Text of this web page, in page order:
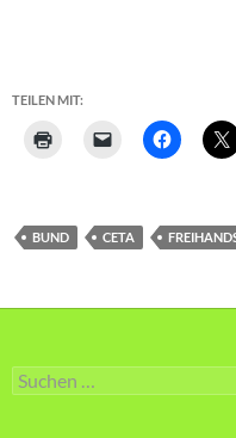
TEILEN MIT:
BUND CETA
Suche
nach: